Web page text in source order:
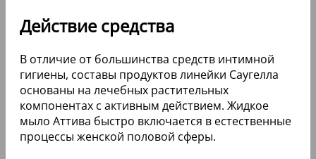
Действие средства
В отличие от большинства средств интимной
гигиены, составы продуктов линейки Саугелла
основаны на лечебных растительных
компонентах с активным действием. Жидкое
мыло Аттива быстро включается в естественные
процессы женской половой сферы.